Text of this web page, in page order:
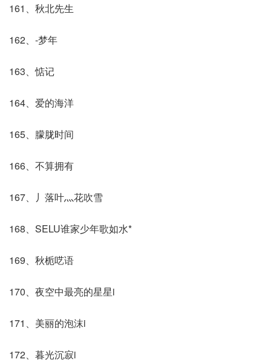
161、秋北先生
162、-梦年
163、惦记
164、爱的海洋
165、朦胧时间
166、不算拥有
167、丿落叶灬花吹雪
168、SELU谁家少年歌如水*
169、秋栀呓语
170、夜空中最亮的星星i
171、美丽的泡沫i
172、暮光沉寂i